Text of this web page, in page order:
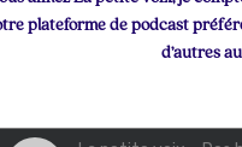
plateforme de podcast
d’autres